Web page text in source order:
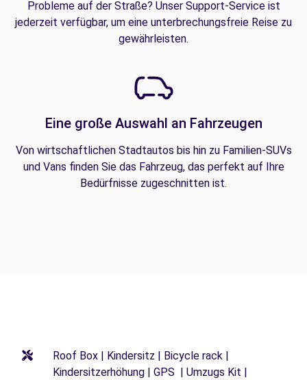
Probleme auf der Straße? Unser Support-Service ist
jederzeit verfügbar, um eine unterbrechungsfreie Reise zu
gewährleisten.
Eine große Auswahl an Fahrzeugen
Von wirtschaftlichen Stadtautos bis hin zu Familien-SUVs
und Vans finden Sie das Fahrzeug, das perfekt auf Ihre
Bedürfnisse zugeschnitten ist.
Roof Box | Kindersitz | Bicycle rack |
Kindersitzerhöhung | GPS | Umzugs Kit |